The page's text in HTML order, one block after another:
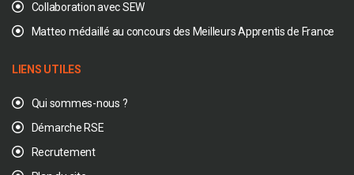
Collaboration avec SEW
Matteo médaillé au concours des Meilleurs Apprentis de France
LIENS UTILES
Qui sommes-nous ?
Démarche RSE
Recrutement